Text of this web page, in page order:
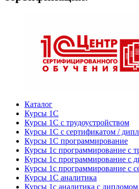
Каталог
Курсы 1С
Курсы 1С с трудоустройством
Курсы 1С с сертификатом /
Курсы 1С программирование
Курсы 1с программирование с
Курсы 1с программирование с
Курсы 1с программирование с
Курсы 1С аналитика
Курсы 1с аналитика с дипломом